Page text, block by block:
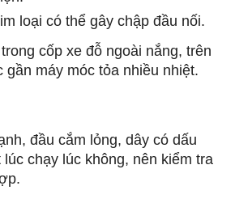
loại có thể gây chập đầu nối.
cốp xe đỗ ngoài nắng, trên
gần máy móc tỏa nhiều nhiệt.
đầu cắm lỏng, dây có dấu
chạy lúc không, nên kiểm tra